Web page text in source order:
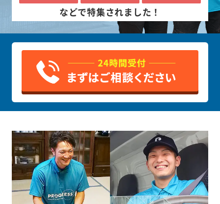
などで特集されました！